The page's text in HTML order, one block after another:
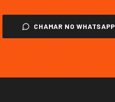
CHAMAR NO WHATSAPP